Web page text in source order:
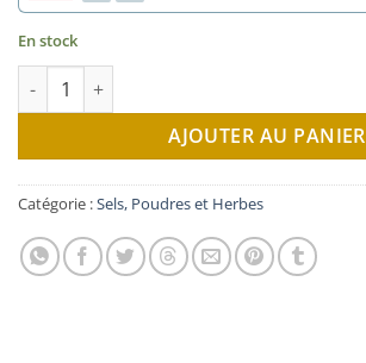
En stock
quantité de Grinder à herbes pyrogravé
AJOUTER AU PANIER
Catégorie :Sels, Poudres et Herbes